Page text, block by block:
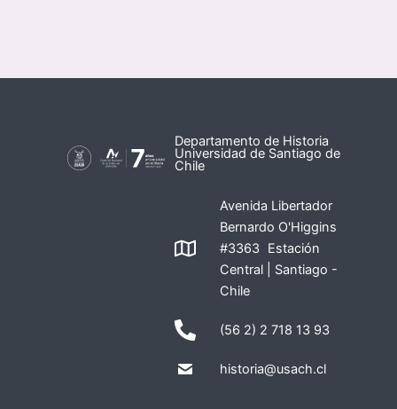
Departamento de Historia
Universidad de Santiago de
Chile
Avenida Libertador
Bernardo O'Higgins
#3363 Estación
Central | Santiago -
Chile
(56 2) 2 718 13 93
historia@usach.cl